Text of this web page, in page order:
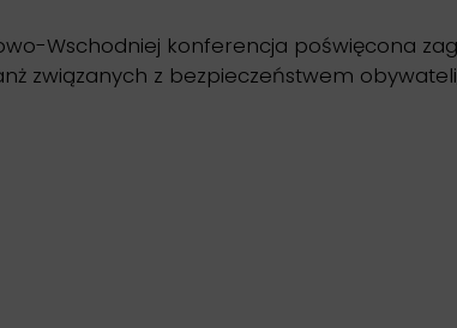
Wschodniej konferencja poświęcona
związanych z bezpieczeństwem